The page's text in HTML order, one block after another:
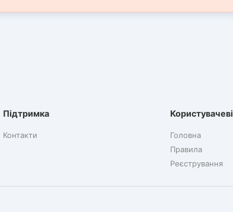
Підтримка
Контакти
Користувачеві
Головна
Правила
Реєстрування